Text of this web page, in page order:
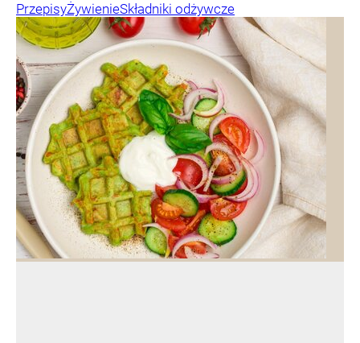
PrzepisyŻywienieSkładniki odżywcze